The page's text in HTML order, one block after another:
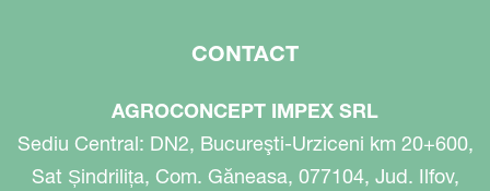
CONTACT
AGROCONCEPT IMPEX SRL
Sediu Central: DN2, Bucureşti-Urziceni km 20+600,
Sat Șindrilița, Com. Găneasa, 077104, Jud. Ilfov,